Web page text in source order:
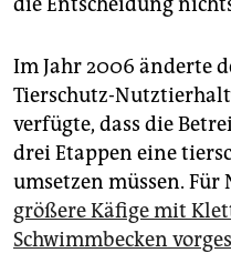
Im Jahr 2006 änderte
Tierschutz-
verfügte, dass die
drei Etappen eine
umsetzen müssen. Für
größere Käfige mit
Schwimmbecken